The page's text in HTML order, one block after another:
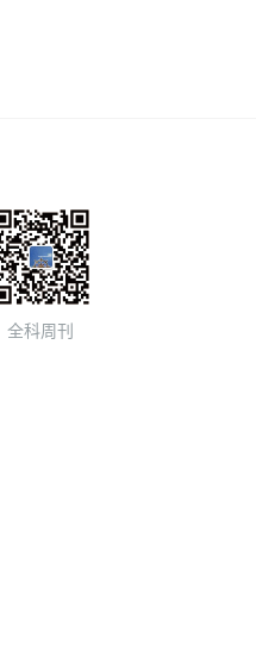
全科周刊